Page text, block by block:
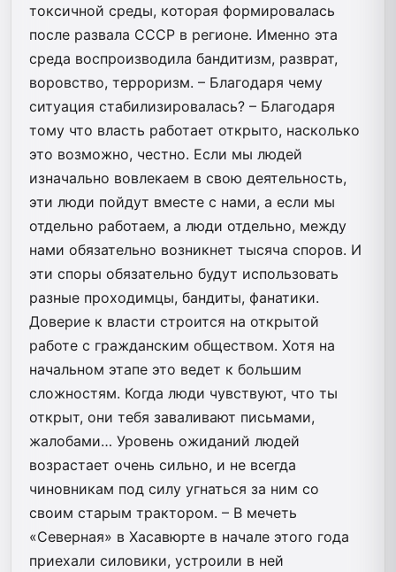
токсичной среды, которая формировалась
после развала СССР в регионе. Именно эта
среда воспроизводила бандитизм, разврат,
воровство, терроризм. – Благодаря чему
ситуация стабилизировалась? – Благодаря
тому что власть работает открыто, насколько
это возможно, честно. Если мы людей
изначально вовлекаем в свою деятельность,
эти люди пойдут вместе с нами, а если мы
отдельно работаем, а люди отдельно, между
нами обязательно возникнет тысяча споров. И
эти споры обязательно будут использовать
разные проходимцы, бандиты, фанатики.
Доверие к власти строится на открытой
работе с гражданским обществом. Хотя на
начальном этапе это ведет к большим
сложностям. Когда люди чувствуют, что ты
открыт, они тебя заваливают письмами,
жалобами… Уровень ожиданий людей
возрастает очень сильно, и не всегда
чиновникам под силу угнаться за ним со
своим старым трактором. – В мечеть
«Северная» в Хасавюрте в начале этого года
приехали силовики, устроили в ней